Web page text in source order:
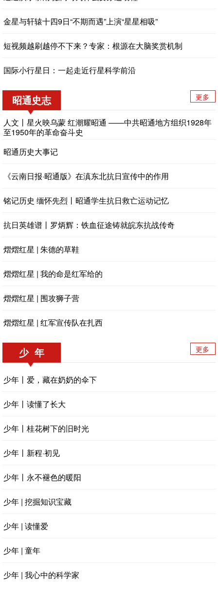
金星与轩辕十四9日“不期而遇”上演“星星相吸”
短视频越刷越停不下来？专家：根源在大脑奖赏机制
国际小行星日：一起走近行星科学前沿
昭通史志 更多
人文丨星火映乌蒙 红潮耀昭通 ——中共昭通地方组织1928年
至1950年的革命奋斗史
昭通历史大事记
《云南日报·昭通版》在滇东北抗日宣传中的作用
铭记历史 缅怀先烈丨昭通学生抗日救亡运动记忆
抗日英雄谱丨罗炳辉：铁血征途铸就皖东抗战传奇
熠熠红星 | 朱德的草鞋
熠熠红星 | 我的命是红军给的
熠熠红星 | 围攻狮子营
熠熠红星 | 红军宣传队在扎西
少 年 更多
少年丨爱，藏在奶奶的伞下
少年丨读懂了长大
少年丨桂花树下的旧时光
少年丨新程·初见
少年丨永不褪色的暖阳
少年 | 挖掘知识宝藏
少年 | 读懂爱
少年 | 童年
少年 | 我心中的科学家